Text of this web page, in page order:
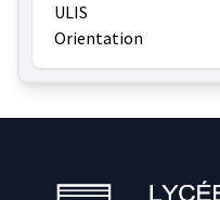
ULIS
Orientation